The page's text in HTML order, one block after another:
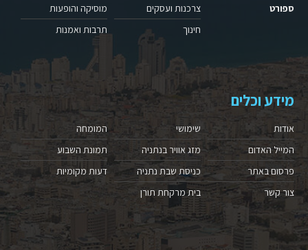
ספורט
צרכנות ועסקים
חינוך
מוסיקה והופעות
תרבות ואמנות
מידע וכלים
אודות
המייל האדום
פרסום באתר
צור קשר
שימושי
מזג אוויר בנתניה
כניסת שבת נתניה
בית מרקחת תורן
המומחה
תמונת השבוע
דעות מקומיות